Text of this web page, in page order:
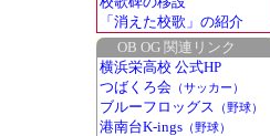
「消えた校歌」の紹介
OB OG 関連リンク
横浜栄高校 公式HP
つばくろ会 （サッカー）
ブルーフロッグス （野球）
港南台K-ings （野球）